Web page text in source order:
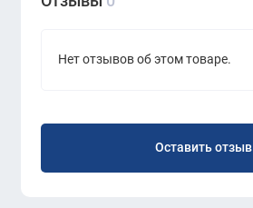
Нет отзывов об этом товаре.
Оставить отзыв